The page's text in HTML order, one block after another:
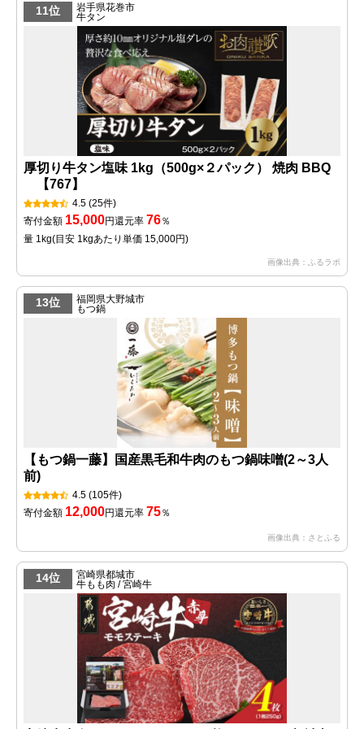
11位
岩手県花巻市
牛タン
厚切り牛タン塩味 1kg（500g×２パック） 焼肉 BBQ
【767】
4.5 (25件)
寄付金額 15,000円還元率 76％
量 1kg(目安 1kgあたり単価 15,000円)
画像出典：ふるラボ
13位
福岡県大野城市
もつ鍋
【もつ鍋一藤】国産黒毛和牛肉のもつ鍋味噌(2～3人
前)
4.5 (105件)
寄付金額 12,000円還元率 75％
画像出典：さとふる
14位
宮崎県都城市
牛もも肉 / 宮崎牛